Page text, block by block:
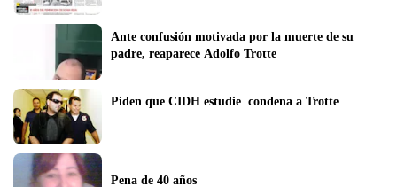
Ante confusión motivada por la muerte de su
padre, reaparece Adolfo Trotte
Piden que CIDH estudie  condena a Trotte
Pena de 40 años